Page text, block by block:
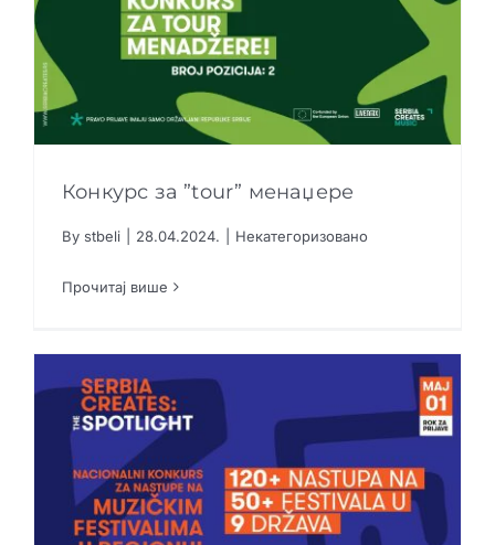
Конкурс за ”tour” менаџере
Конкурс за ”tour” менаџере
By stbeli 28.04.2024. Некатегоризовано
Прочитај више